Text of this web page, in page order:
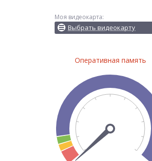
Моя видеокарта:
Выбрать видеокарту
Оперативная память